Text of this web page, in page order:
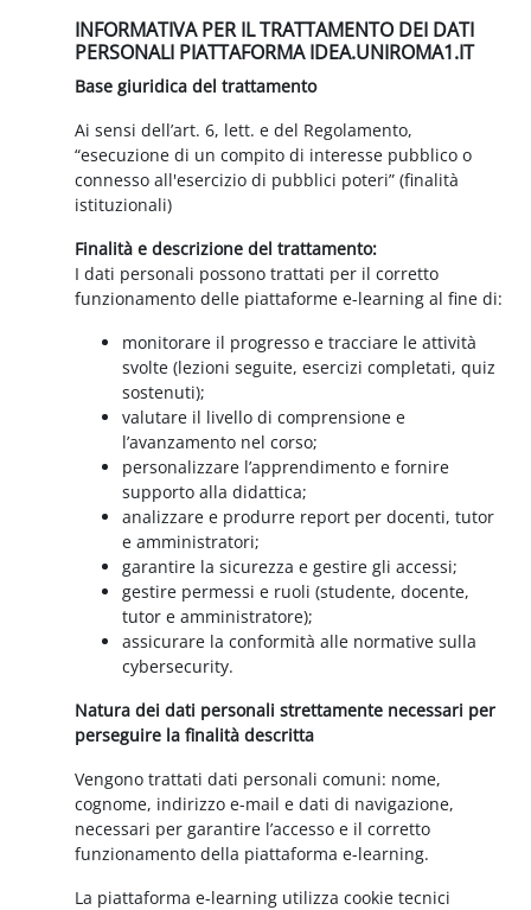
INFORMATIVA PER IL TRATTAMENTO DEI DATI
PERSONALI PIATTAFORMA IDEA.UNIROMA1.IT
Base giuridica del trattamento
Ai sensi dell’art. 6, lett. e del Regolamento,
“esecuzione di un compito di interesse pubblico o
connesso all'esercizio di pubblici poteri” (finalità
istituzionali)
Finalità e descrizione del trattamento:
I dati personali possono trattati per il corretto
funzionamento delle piattaforme e-learning al fine di:
monitorare il progresso e tracciare le attività
svolte (lezioni seguite, esercizi completati, quiz
sostenuti);
valutare il livello di comprensione e
l’avanzamento nel corso;
personalizzare l’apprendimento e fornire
supporto alla didattica;
analizzare e produrre report per docenti, tutor
e amministratori;
garantire la sicurezza e gestire gli accessi;
gestire permessi e ruoli (studente, docente,
tutor e amministratore);
assicurare la conformità alle normative sulla
cybersecurity.
Natura dei dati personali strettamente necessari per
perseguire la finalità descritta
Vengono trattati dati personali comuni: nome,
cognome, indirizzo e-mail e dati di navigazione,
necessari per garantire l’accesso e il corretto
funzionamento della piattaforma e-learning.
La piattaforma e-learning utilizza cookie tecnici